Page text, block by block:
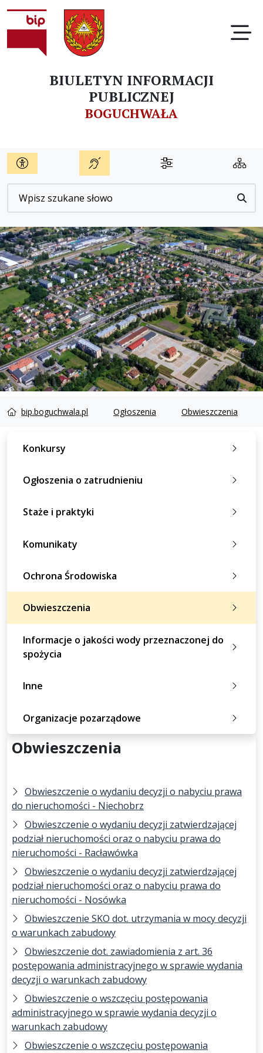
Wyszukiwarka
BIULETYN INFORMACJI
PUBLICZNEJ
BOGUCHWAŁA
bip.boguchwala.pl Ogłoszenia Obwieszczenia
Konkursy
Ogłoszenia o zatrudnieniu
Staże i praktyki
Komunikaty
Ochrona Środowiska
Obwieszczenia
Informacje o jakości wody przeznaczonej do
spożycia
Inne
Organizacje pozarządowe
Obwieszczenia
Obwieszczenie o wydaniu decyzji o nabyciu prawa
do nieruchomości - Niechobrz
Obwieszczenie o wydaniu decyzji zatwierdzającej
podział nieruchomości oraz o nabyciu prawa do
nieruchomości - Racławówka
Obwieszczenie o wydaniu decyzji zatwierdzającej
podział nieruchomości oraz o nabyciu prawa do
nieruchomości - Nosówka
Obwieszczenie SKO dot. utrzymania w mocy decyzji
o warunkach zabudowy
Obwieszczenie dot. zawiadomienia z art. 36
postępowania administracyjnego w sprawie wydania
decyzji o warunkach zabudowy
Obwieszczenie o wszczęciu postępowania
administracyjnego w sprawie wydania decyzji o
warunkach zabudowy
Obwieszczenie o wszczęciu postępowania